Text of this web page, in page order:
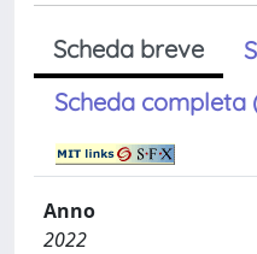
Scheda breve
Scheda completa
Anno
2022